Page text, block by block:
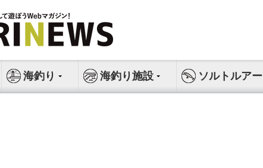
海釣り 海釣り施設 ソルトルアー